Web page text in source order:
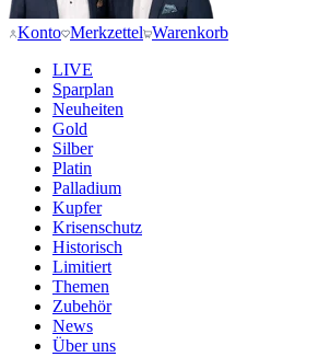
Konto Merkzettel Warenkorb
LIVE
Sparplan
Neuheiten
Gold
Silber
Platin
Palladium
Kupfer
Krisenschutz
Historisch
Limitiert
Themen
Zubehör
News
Über uns